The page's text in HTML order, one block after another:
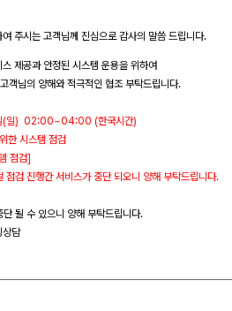
주시는 고객님께 진심으로 감사의 말씀 드립니다.
제공과 안정된 시스템 운용을 위하여
객님의 양해와 적극적인 협조 부탁드립니다.
(일) 02:00~04:00 (한국시간)
한 시스템 점검
점검]
검 진행간 서비스가 중단 되오니 양해 부탁드립니다.
될 수 있으니 양해 부탁드립니다.
상담